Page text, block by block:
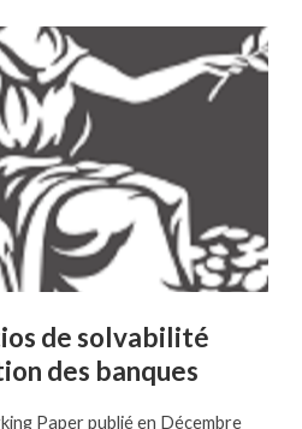
de solvabilité
des banques
Paper publié en Décembre